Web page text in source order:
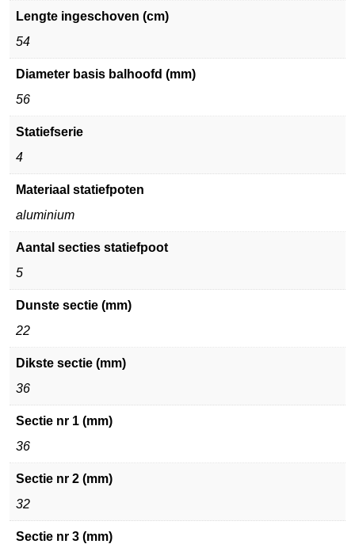
Lengte ingeschoven (cm)
54
Diameter basis balhoofd (mm)
56
Statiefserie
4
Materiaal statiefpoten
aluminium
Aantal secties statiefpoot
5
Dunste sectie (mm)
22
Dikste sectie (mm)
36
Sectie nr 1 (mm)
36
Sectie nr 2 (mm)
32
Sectie nr 3 (mm)